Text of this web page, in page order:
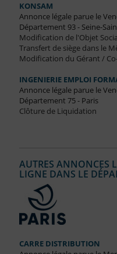
KONSAM
Annonce légale parue le
Département 93 - Seine-
Modification de l'Objet
Transfert de siège dans le
Modification du Gérant /
INGENIERIE EMPLOI
Annonce légale parue le
Département 75 - Paris
Clôture de Liquidation
AUTRES ANNONCES
LIGNE DANS LE
CARRE DISTRIBUTION